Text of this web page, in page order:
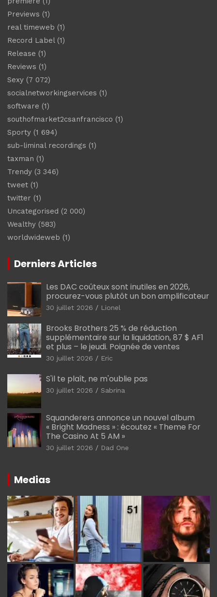
Previews (1)
real timeweb (1)
Record Label(1)
Release (1)
Reviews (1)
Sexy (7 072)
socialnetworkingservices (1)
software (1)
southofmarket2csanfrancisco (1)
Sporty (1 694)
sub-liminal recordings (1)
taxman (1)
Trendy (3 346)
tweet (1)
twitter (1)
Uncategorised (2 000)
Wealthy (583)
worldwideweb (1)
Derniers Articles
Les DAC coûteux sont inutiles en 2026,
procurez-vous plutôt un bon amplificateur
30 juillet 2026 Lionel
Brooks Brothers 25 % de réduction
supplémentaire sur la liquidation, 87 $ AF1
et plus – le jeudi. Poignée de ventes
30 juillet 2026 Eric
S'il te plaît, ne m'oublie pas
30 juillet 2026 Sabrina
Squanderers annonce un nouvel album
« Bright Madness » : écoutez « Theme For
The Casino At 5 AM »
30 juillet 2026 Dad One
Medias